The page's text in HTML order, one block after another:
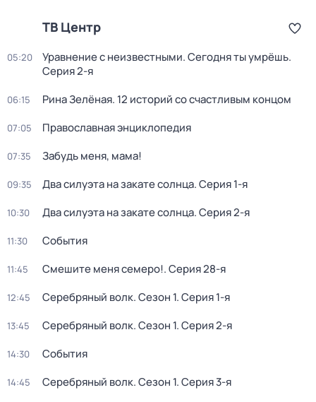
ТВ Центр
05:20 Уравнение с неизвестными. Сегодня ты умрёшь.
Серия 2-я
06:15 Рина Зелёная. 12 историй со счастливым концом
07:05 Православная энциклопедия
07:35 Забудь меня, мама!
09:35 Два силуэта на закате солнца. Серия 1-я
10:30 Два силуэта на закате солнца. Серия 2-я
11:30 События
11:45 Смешите меня семеро!. Серия 28-я
12:45 Серебряный волк. Сезон 1. Серия 1-я
13:45 Серебряный волк. Сезон 1. Серия 2-я
14:30 События
14:45 Серебряный волк. Сезон 1. Серия 3-я